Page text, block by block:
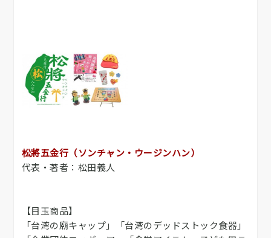
松將五金行（ソンチャン・ウージンハン）
代表・著者：松田義人
【目玉商品】
「台湾の廟キャップ」「台湾のデッドストック食器」